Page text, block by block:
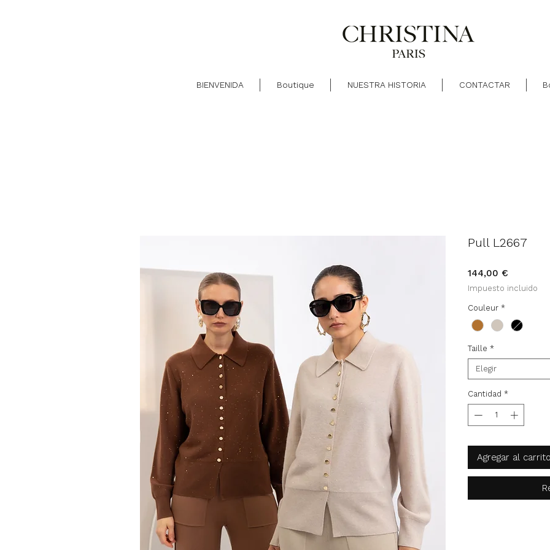
BIENVENIDA Boutique NUESTRA HISTORIA CONTACTAR
Pull L2667
144,00 €
Impuesto incluido
Couleur *
Taille *
Elegir
Cantidad *
Agregar al carrito